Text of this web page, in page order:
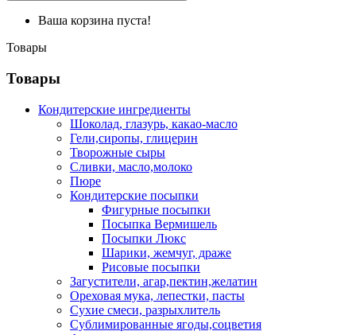
Ваша корзина пуста!
Товары
Товары
Кондитерские ингредиенты
Шоколад, глазурь, какао-масло
Гели,сиропы, глицерин
Творожные сыры
Сливки, масло,молоко
Пюре
Кондитерские посыпки
Фигурные посыпки
Посыпка Вермишель
Посыпки Люкс
Шарики, жемчуг, драже
Рисовые посыпки
Загустители, агар,пектин,желатин
Ореховая мука, лепестки, пасты
Сухие смеси, разрыхлитель
Сублимированные ягоды,соцветия